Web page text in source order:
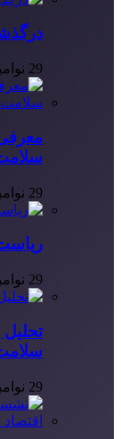
29 نوامبر 2024
29 نوامبر 2024
29 نوامبر 2024
29 نوامبر 2024